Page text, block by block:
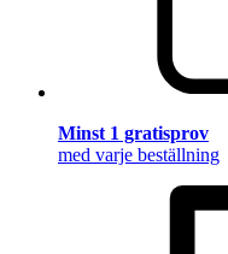
Minst 1 gratisprov
med varje beställning